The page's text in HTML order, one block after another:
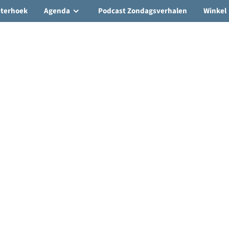
Agenda Podcast Zondagsverhalen Winkel